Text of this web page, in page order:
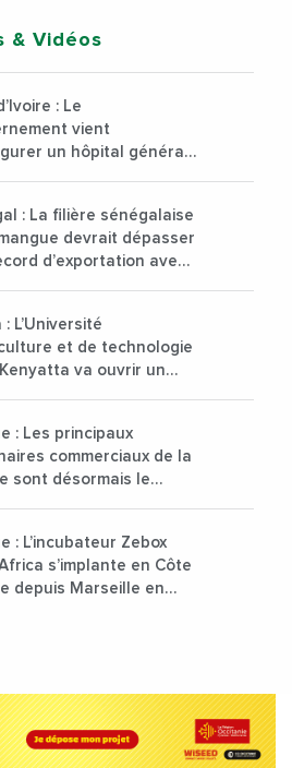
& Vidéos
: Le
vient
un hôpital général
: La filière sénégalaise
devrait dépasser
d’exportation avec
: L’Université
et de technologie
va ouvrir un
campus de Karen à
dès janvier 2023
: Les principaux
commerciaux de la
sont désormais le
: L’incubateur Zebox
s’implante en Côte
depuis Marseille en